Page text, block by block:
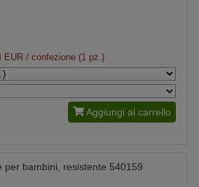
EUR / confezione (1 pz.)
Aggiungi al carrello
per bambini, resistente 540159